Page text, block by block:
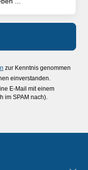
zur Kenntnis genommen
einverstanden.
E-Mail mit einem
im SPAM nach).